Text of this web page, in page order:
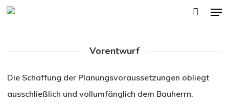
Skip
Vorentwurf
Die Schaffung der Planungsvoraussetzungen obliegt
ausschließlich und vollumfänglich dem Bauherrn.